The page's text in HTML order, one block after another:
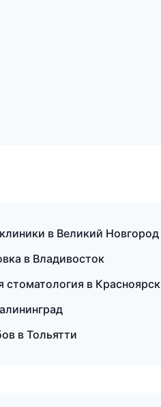
в Великий Новгород
в Владивосток
в Красноярск
в Тольятти